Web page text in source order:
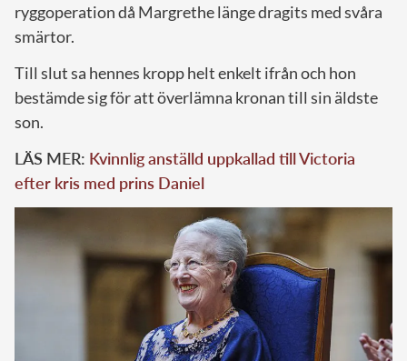
ryggoperation då Margrethe länge dragits med svåra
smärtor.
Till slut sa hennes kropp helt enkelt ifrån och hon
bestämde sig för att överlämna kronan till sin äldste
son.
LÄS MER: Kvinnlig anställd uppkallad till Victoria
efter kris med prins Daniel